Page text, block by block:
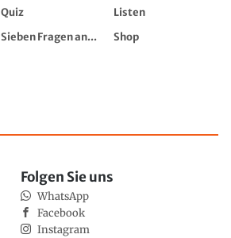
Quiz
Listen
Sieben Fragen an...
Shop
Folgen Sie uns
WhatsApp
Facebook
Instagram